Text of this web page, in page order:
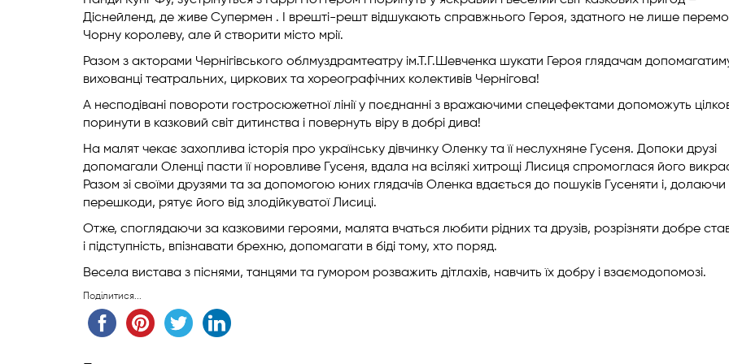
Діснейленд, де живе Супермен . І врешті-решт відшукають справжнього Героя, здатного не лише
Чорну королеву, але й створити місто мрії.
Разом з акторами Чернігівського облмуздрамтеатру ім.Т.Г.Шевченка шукати Героя глядачам
вихованці театральних, циркових та хореографічних колективів Чернігова!
А несподівані повороти гостросюжетної лінії у поєднанні з вражаючими спецефектами допоможуть
поринути в казковий світ дитинства і повернуть віру в добрі дива!
На малят чекає захоплива історія про українську дівчинку Оленку та її неслухняне Гусеня. Допоки друзі
допомагали Оленці пасти її норовливе Гусеня, вдала на всілякі хитрощі Лисиця спромоглася його
Разом зі своїми друзями та за допомогою юних глядачів Оленка вдається до пошуків Гусеняти і, долаючи
перешкоди, рятує його від злодійкуватої Лисиці.
Отже, споглядаючи за казковими героями, малята вчаться любити рідних та друзів, розрізняти добре
і підступність, впізнавати брехню, допомагати в біді тому, хто поряд.
Весела вистава з піснями, танцями та гумором розважить дітлахів, навчить їх добру і взаємодопомозі.
Поділитися...